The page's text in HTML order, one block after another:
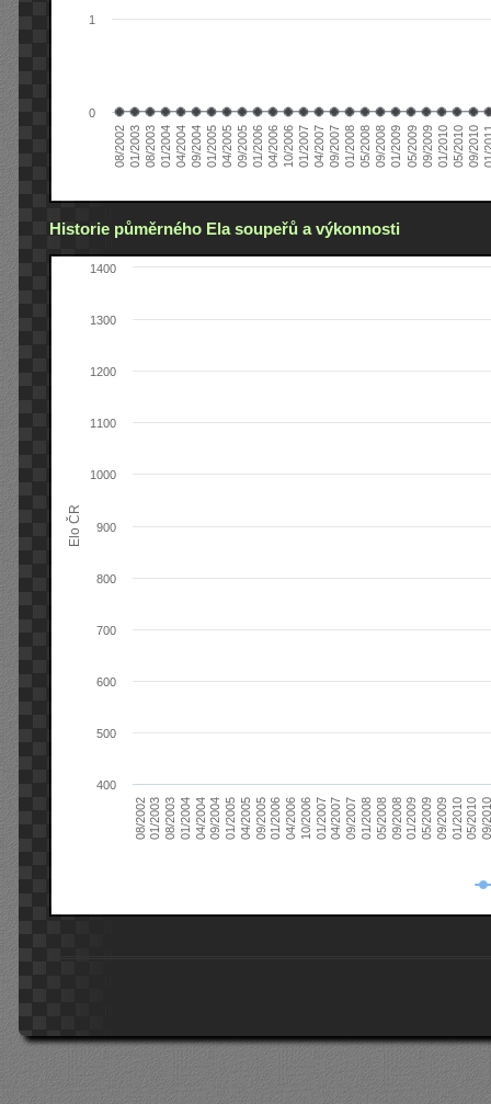
08/200201/200308/200301/200404/200409/200401/200504/200509/200501/200604/200610/200601/200704/200709/200701/200805/200809/200801/200905/200909/200901/201005/201009/2010
0
1
Historie půměrného Ela soupeřů a výkonnosti
Elo ČR
08/200201/200308/200301/200404/200409/200401/200504/200509/200501/200604/200610/200601/200704/200709/200701/200805/200809/200801/200905/200909/200901/201005/201009/
400
500
600
700
800
900
1000
1100
1200
1300
1400